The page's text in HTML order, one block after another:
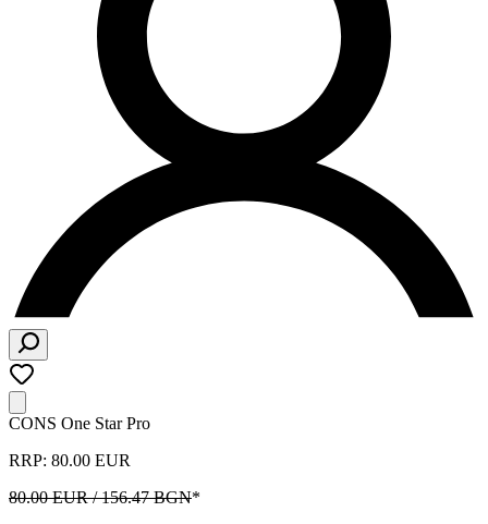
CONS One Star Pro
RRP: 80.00 EUR
80.00 EUR / 156.47 BGN*